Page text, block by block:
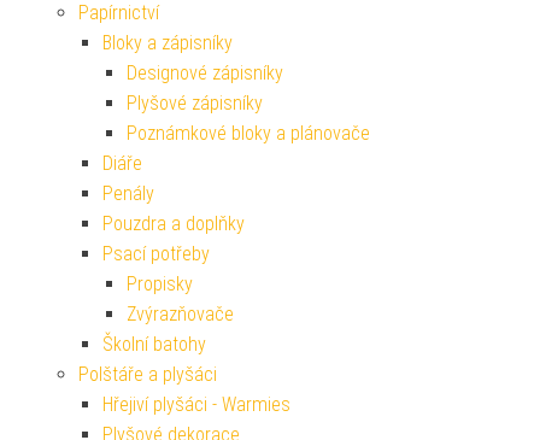
Papírnictví
Bloky a zápisníky
Designové zápisníky
Plyšové zápisníky
Poznámkové bloky a plánovače
Diáře
Penály
Pouzdra a doplňky
Psací potřeby
Propisky
Zvýrazňovače
Školní batohy
Polštáře a plyšáci
Hřejiví plyšáci - Warmies
Plyšové dekorace